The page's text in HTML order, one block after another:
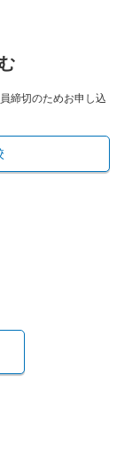
締切のためお申し込